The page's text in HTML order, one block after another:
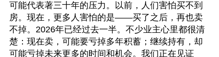
可能代表著三十年的压力。以前，人们害怕买不到
房。现在，更多人害怕的是——买了之后，再也卖
不掉。2026年已经过去一半。不少业主心里都很清
楚：现在卖，可能要亏掉多年积蓄；继续持有，却
可能亏掉未来更多的时间和机会。我们正在见证